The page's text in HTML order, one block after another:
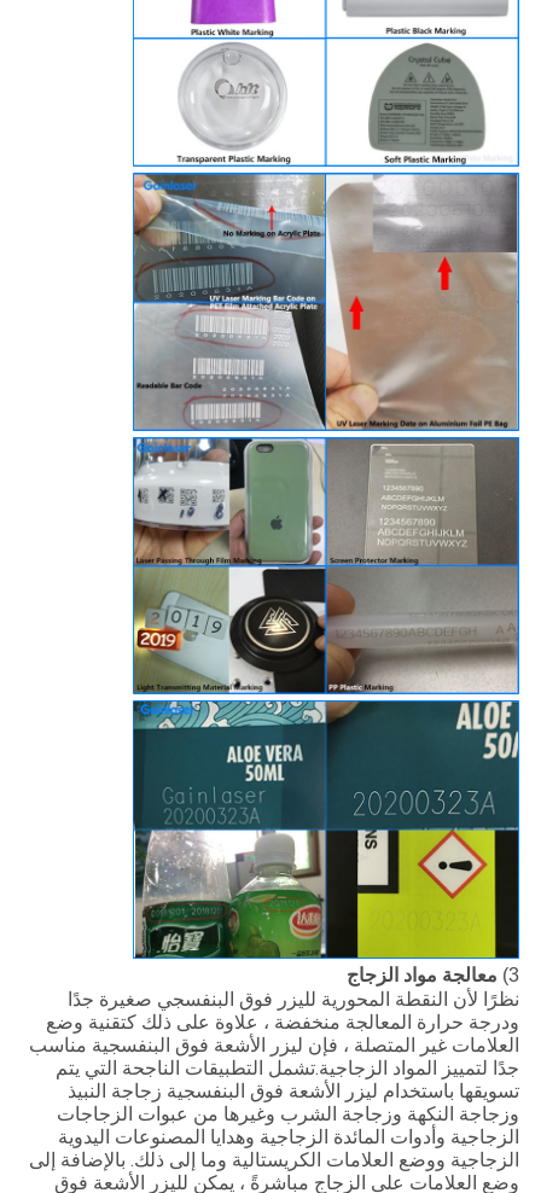
3) معالجة مواد الزجاج
نظرًا لأن النقطة المحورية لليزر فوق البنفسجي صغيرة جدًا
ودرجة حرارة المعالجة منخفضة ، علاوة على ذلك كتقنية وضع
العلامات غير المتصلة ، فإن ليزر الأشعة فوق البنفسجية مناسب
جدًا لتمييز المواد الزجاجية.تشمل التطبيقات الناجحة التي يتم
تسويقها باستخدام ليزر الأشعة فوق البنفسجية زجاجة النبيذ
وزجاجة النكهة وزجاجة الشرب وغيرها من عبوات الزجاجات
الزجاجية وأدوات المائدة الزجاجية وهدايا المصنوعات اليدوية
الزجاجية ووضع العلامات الكريستالية وما إلى ذلك. بالإضافة إلى
وضع العلامات على الزجاج مباشرةً ، يمكن لليزر الأشعة فوق